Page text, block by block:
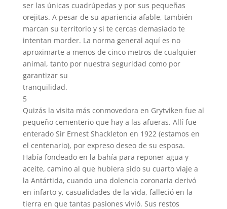
ser las únicas cuadrúpedas y por sus pequeñas
orejitas. A pesar de su apariencia afable, también
marcan su territorio y si te cercas demasiado te
intentan morder. La norma general aquí es no
aproximarte a menos de cinco metros de cualquier
animal, tanto por nuestra seguridad como por
garantizar su
tranquilidad.
5
Quizás la visita más conmovedora en Grytviken fue al
pequeño cementerio que hay a las afueras. Allí fue
enterado Sir Ernest Shackleton en 1922 (estamos en
el centenario), por expreso deseo de su esposa.
Había fondeado en la bahía para reponer agua y
aceite, camino al que hubiera sido su cuarto viaje a
la Antártida, cuando una dolencia coronaria derivó
en infarto y, casualidades de la vida, falleció en la
tierra en que tantas pasiones vivió. Sus restos